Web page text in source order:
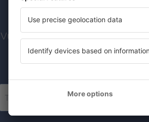
Vuelos baratos, escapadas,
¡Solo enviamos lo